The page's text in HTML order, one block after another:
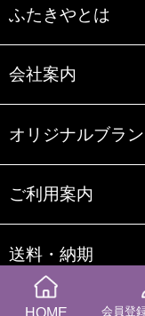
ふたきやとは
会社案内
オリジナルブラ
ご利用案内
送料・納期
HOME 会員登